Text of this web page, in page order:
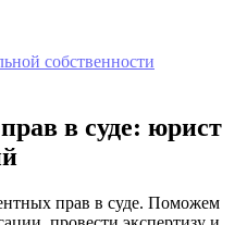
собственности
в суде: юрист
прав в суде. Поможем